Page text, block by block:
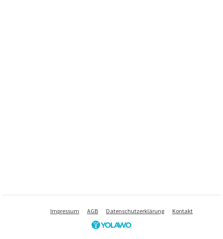
Impressum AGB Datenschutzerklärung Kontakt